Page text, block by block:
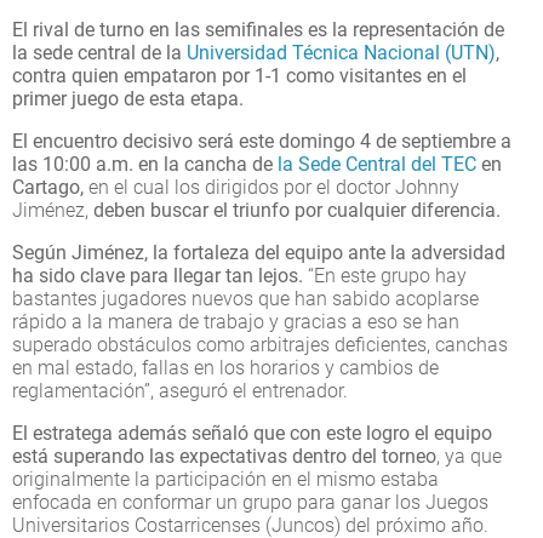
El rival de turno en las semifinales es la representación de
la sede central de la Universidad Técnica Nacional (UTN),
contra quien empataron por 1-1 como visitantes en el
primer juego de esta etapa.
El encuentro decisivo será este domingo 4 de septiembre a
las 10:00 a.m. en la cancha de la Sede Central del TEC en
Cartago, en el cual los dirigidos por el doctor Johnny
Jiménez, deben buscar el triunfo por cualquier diferencia.
Según Jiménez, la fortaleza del equipo ante la adversidad
ha sido clave para llegar tan lejos. “En este grupo hay
bastantes jugadores nuevos que han sabido acoplarse
rápido a la manera de trabajo y gracias a eso se han
superado obstáculos como arbitrajes deficientes, canchas
en mal estado, fallas en los horarios y cambios de
reglamentación”, aseguró el entrenador.
El estratega además señaló que con este logro el equipo
está superando las expectativas dentro del torneo, ya que
originalmente la participación en el mismo estaba
enfocada en conformar un grupo para ganar los Juegos
Universitarios Costarricenses (Juncos) del próximo año.